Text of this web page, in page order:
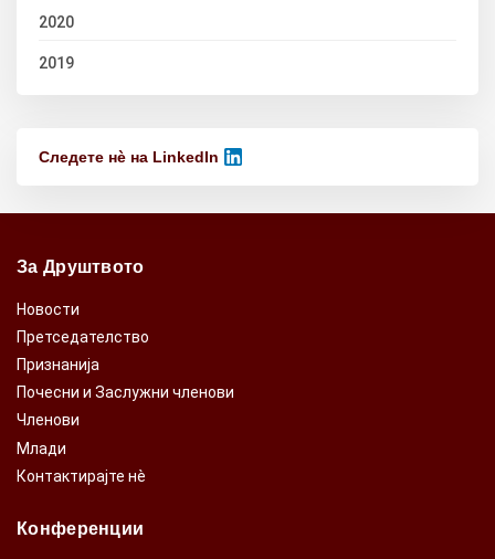
2020
2019
Следете нѐ на LinkedIn
За Друштвото
Новости
Претседателство
Признанија
Почесни и Заслужни членови
Членови
Млади
Контактирајте нè
Конференции